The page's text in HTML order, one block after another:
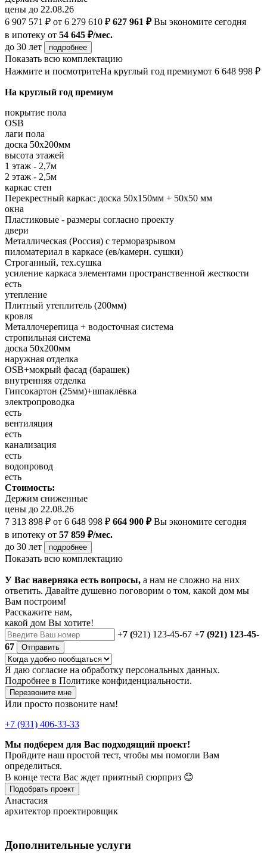
цены до 22.08.26
6 907 571 ₽ от 6 279 610 ₽ 627 961 ₽Вы экономите сегодня
в ипотеку от 54 645 ₽/мес.
до 30 лет
подробнее
Показать всю комплектацию
Нажмите и посмотритеНа круглый год премиумот 6 648 998 ₽
На круглый год премиум
покрытие пола
OSB
лаги пола
доска 50х200мм
высота этажей
1 этаж - 2,7м
2 этаж - 2,5м
каркас стен
Перекрестный каркас: доска 50х150мм + 50х50 мм
окна
Пластиковые - размеры согласно проекту
двери
Металлическая (Россия) с терморазрывом
пиломатериал в каркасе (ев/камерн. сушки)
Строганный, тех.сушка
усиление каркаса элементами пространственной жесткости
есть
утепление
Плитный утеплитель (200мм)
кровля
Металлочерепица + водосточная система
стропильная система
доска 50х200мм
наружная отделка
OSB+мокрый фасад (барашек)
внутренняя отделка
Гипсокартон (25мм)+шпаклёвка
электропроводка
есть
вентиляция
есть
канализация
есть
водопровод
есть
Стоимость:
Держим сниженные
цены до 22.08.26
7 313 898 ₽ от 6 648 998 ₽ 664 900 ₽Вы экономите сегодня
в ипотеку от 57 859 ₽/мес.
до 30 лет
подробнее
Показать всю комплектацию
У Вас наверняка есть вопросы, а нам не сложно на них
ответить. Давайте душевно поговорим о том, какой дом мы
Вам построим!
Расскажите нам,
какой дом Вы хотите!
+7 (921) 123-45-67 +7 (921) 123-45-
67
Отправить
Я даю согласие на обработку персональных данных.
Подробнее в Политике конфиденциальности.
Перезвоните мне
Или просто позвоните нам!
+7 (931) 406-33-33
Мы подберем для Вас подходящий проект!
Пройдите наш простой тест, чтобы мы помогли Вам
определиться.
В конце теста Вас ждет приятный сюрприз 😊
Подобрать проект
Анастасия
архитектор проектировщик
Дополнительные услуги